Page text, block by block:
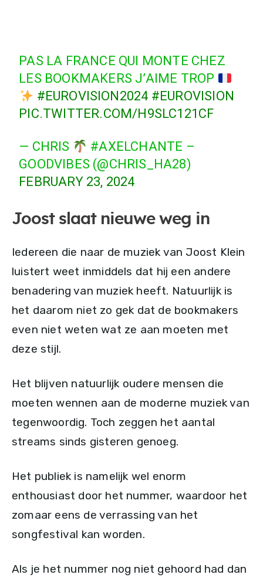
PAS LA FRANCE QUI MONTE CHEZ
LES BOOKMAKERS J’AIME TROP
#EUROVISION2024 #EUROVISION
PIC.TWITTER.COM/H9SLC121CF
— CHRIS
#AXELCHANTE –
GOODVIBES (@CHRIS_HA28)
FEBRUARY 23, 2024
Joost slaat nieuwe weg in
Iedereen die naar de muziek van Joost Klein
luistert weet inmiddels dat hij een andere
benadering van muziek heeft. Natuurlijk is
het daarom niet zo gek dat de bookmakers
even niet weten wat ze aan moeten met
deze stijl.
Het blijven natuurlijk oudere mensen die
moeten wennen aan de moderne muziek van
tegenwoordig. Toch zeggen het aantal
streams sinds gisteren genoeg.
Het publiek is namelijk wel enorm
enthousiast door het nummer, waardoor het
zomaar eens de verrassing van het
songfestival kan worden.
Als je het nummer nog niet gehoord had dan